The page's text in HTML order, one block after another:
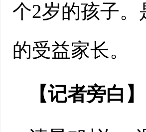
个2岁的孩子
的受益家长。
【记者旁白】